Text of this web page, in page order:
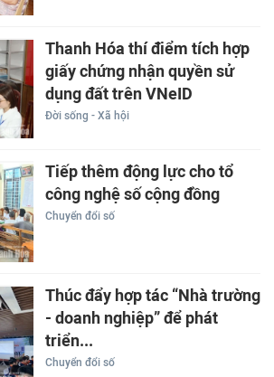
Thanh Hóa thí điểm tích hợp
giấy chứng nhận quyền sử
dụng đất trên VNeID
Đời sống - Xã hội
Tiếp thêm động lực cho tổ
công nghệ số cộng đồng
Chuyển đổi số
Thúc đẩy hợp tác “Nhà trường
- doanh nghiệp” để phát
triển...
Chuyển đổi số